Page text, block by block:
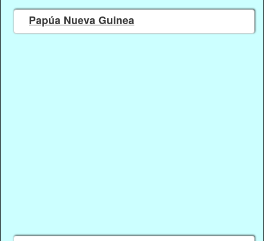
Papúa Nueva Guinea